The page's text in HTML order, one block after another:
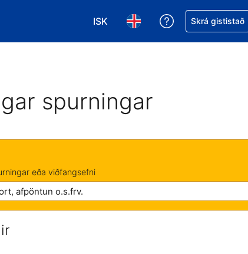
ISK
Veldu gjaldmiðil. Í augnablikinu
Veldu þitt tungumál. Í
Fá aðstoð við
Skrá gististað
spurningar
eða viðfangsefni